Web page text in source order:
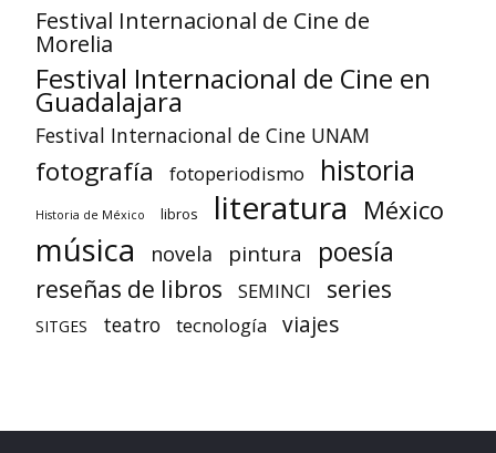
Festival Internacional de Cine de
Morelia
Festival Internacional de Cine en
Guadalajara
Festival Internacional de Cine UNAM
fotografía fotoperiodismo historia
Historia de México libros literatura México
música novela pintura poesía
reseñas de libros SEMINCI series
SITGES teatro tecnología viajes